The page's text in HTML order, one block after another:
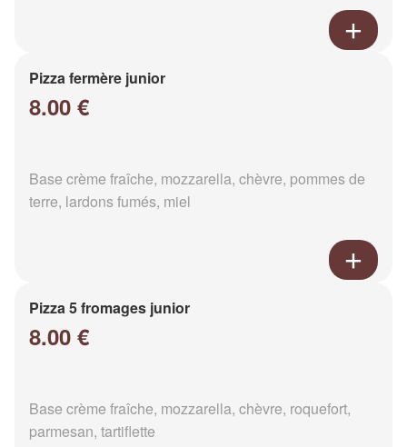
Pizza fermère junior
8.00 €
Base crème fraîche, mozzarella, chèvre, pommes de
terre, lardons fumés, miel
Pizza 5 fromages junior
8.00 €
Base crème fraîche, mozzarella, chèvre, roquefort,
parmesan, tartiflette